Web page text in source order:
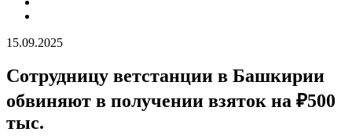
15.09.2025
Сотрудницу ветстанции в Башкирии
обвиняют в получении взяток на ₽500
тыс.